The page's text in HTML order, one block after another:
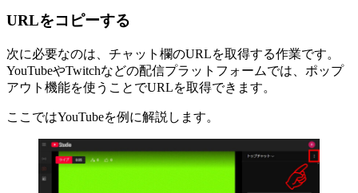
URLをコピーする
次に必要なのは、チャット欄のURLを取得する作業です。
YouTubeやTwitchなどの配信プラットフォームでは、ポップ
アウト機能を使うことでURLを取得できます。
ここではYouTubeを例に解説します。